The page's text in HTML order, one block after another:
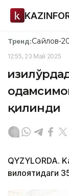
Тренд:Сайлов-
12:55, 23 Май 2025
қилинди
QYZYLORDA.
вилоятидаги